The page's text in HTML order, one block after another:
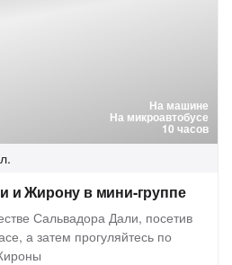
На машине
На микроавтобусе
10 часов
и Жирону в мини-группе
Сальвадора Дали, посетив
а затем прогуляйтесь по